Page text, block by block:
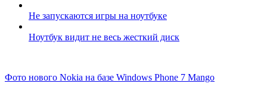
Не запускаются игры на ноутбуке
Ноутбук видит не весь жесткий диск
Фото нового Nokia на базе Windows Phone 7 Mango